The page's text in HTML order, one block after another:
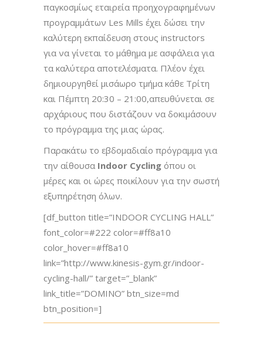
παγκοσμίως εταιρεία προηχογραφημένων
προγραμμάτων Les Mills έχει δώσει την
καλύτερη εκπαίδευση στους instructors
για να γίνεται το μάθημα με ασφάλεια για
τα καλύτερα αποτελέσματα. Πλέον έχει
δημιουργηθεί μισάωρο τμήμα κάθε Τρίτη
και Πέμπτη 20:30 – 21:00,απευθύνεται σε
αρχάριους που διστάζουν να δοκιμάσουν
το πρόγραμμα της μιας ώρας.
Παρακάτω το εβδομαδιαίο πρόγραμμα για
την αίθουσα Ιndoor Cycling όπου οι
μέρες και οι ώρες ποικίλουν για την σωστή
εξυπηρέτηση όλων.
[df_button title=”INDOOR CYCLING HALL”
font_color=#222 color=#ff8a10
color_hover=#ff8a10
link=”http://www.kinesis-gym.gr/indoor-
cycling-hall/” target=”_blank”
link_title=”DOMINO” btn_size=md
btn_position=]